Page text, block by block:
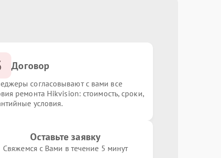
Договор
согласовывают с вами все
ремонта Hikvision: стоимость, сроки,
условия.
Оставьте заявку
Свяжемся с Вами в течение 5 минут